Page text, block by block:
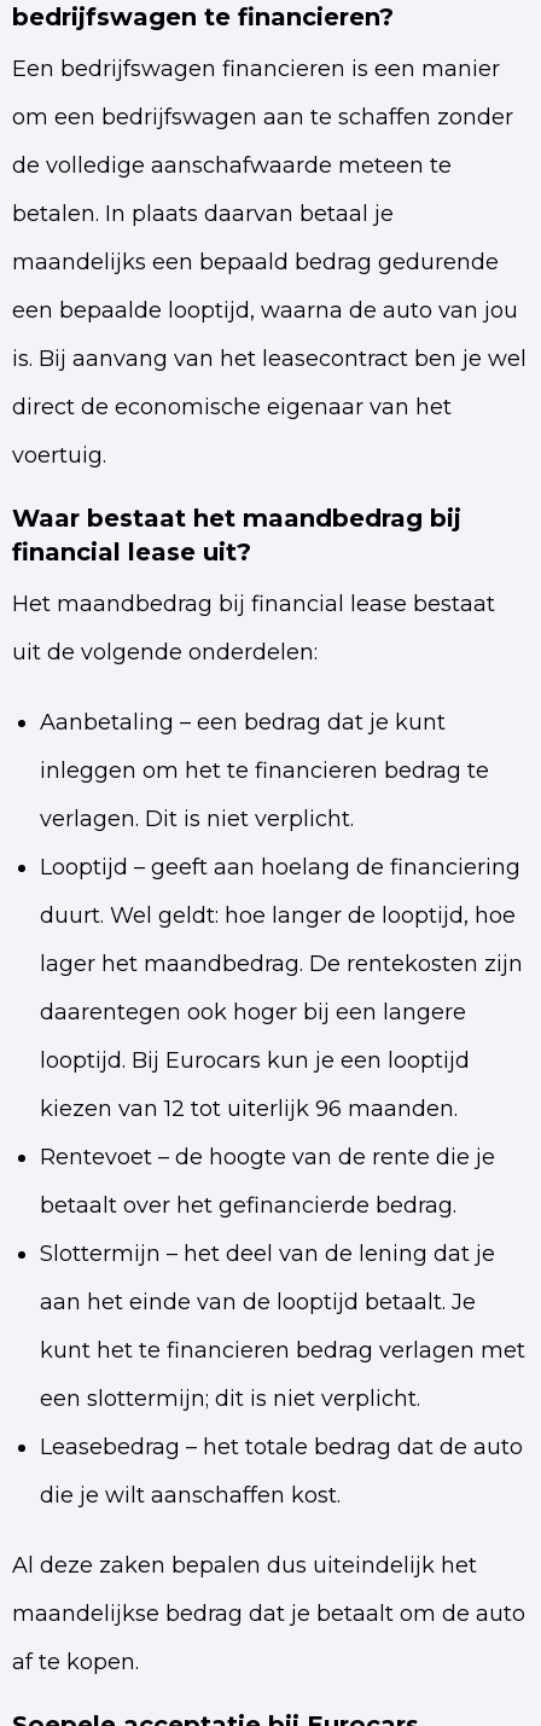
bedrijfswagen te financieren?
Een bedrijfswagen financieren is een manier
om een bedrijfswagen aan te schaffen zonder
de volledige aanschafwaarde meteen te
betalen. In plaats daarvan betaal je
maandelijks een bepaald bedrag gedurende
een bepaalde looptijd, waarna de auto van jou
is. Bij aanvang van het leasecontract ben je wel
direct de economische eigenaar van het
voertuig.
Waar bestaat het maandbedrag bij
financial lease uit?
Het maandbedrag bij financial lease bestaat
uit de volgende onderdelen:
Aanbetaling – een bedrag dat je kunt
inleggen om het te financieren bedrag te
verlagen. Dit is niet verplicht.
Looptijd – geeft aan hoelang de financiering
duurt. Wel geldt: hoe langer de looptijd, hoe
lager het maandbedrag. De rentekosten zijn
daarentegen ook hoger bij een langere
looptijd. Bij Eurocars kun je een looptijd
kiezen van 12 tot uiterlijk 96 maanden.
Rentevoet – de hoogte van de rente die je
betaalt over het gefinancierde bedrag.
Slottermijn – het deel van de lening dat je
aan het einde van de looptijd betaalt. Je
kunt het te financieren bedrag verlagen met
een slottermijn; dit is niet verplicht.
Leasebedrag – het totale bedrag dat de auto
die je wilt aanschaffen kost.
Al deze zaken bepalen dus uiteindelijk het
maandelijkse bedrag dat je betaalt om de auto
af te kopen.